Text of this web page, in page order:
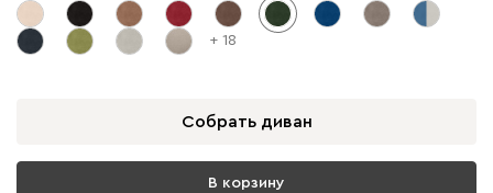
+ 18
Собрать диван
В корзину